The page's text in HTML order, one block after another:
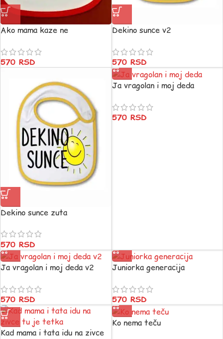
Ako mama kaze ne
570 RSD
Dekino sunce v2
570 RSD
Dekino sunce zuta
570 RSD
Ja vragolan i moj deda
570 RSD
Ja vragolan i moj deda v2
570 RSD
Juniorka generacija
570 RSD
Kad mama i tata idu na zivce
Ko nema teču